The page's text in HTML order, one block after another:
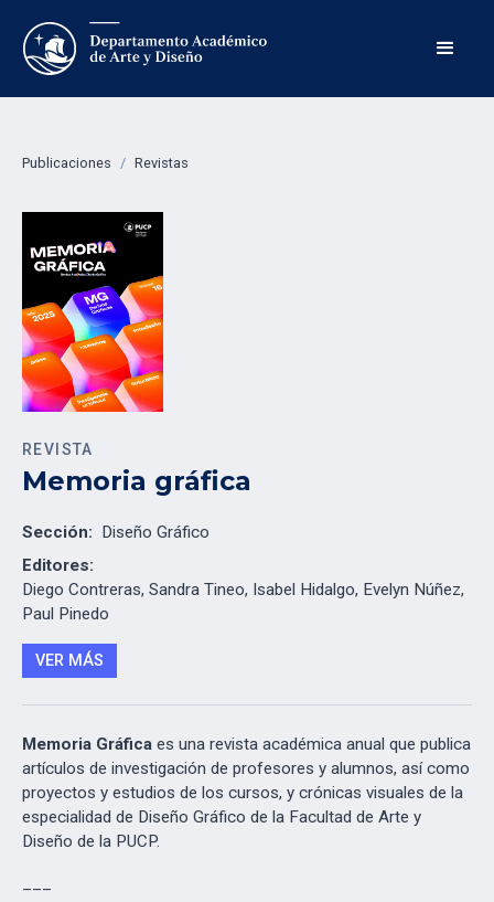
Publicaciones / Revistas
REVISTA
Memoria gráfica
Sección:
Diseño Gráfico
Editores:
Diego Contreras, Sandra Tineo, Isabel Hidalgo, Evelyn Núñez,
Paul Pinedo
VER MÁS
Memoria Gráfica es una revista académica anual que publica
artículos de investigación de profesores y alumnos, así como
proyectos y estudios de los cursos, y crónicas visuales de la
especialidad de Diseño Gráfico de la Facultad de Arte y
Diseño de la PUCP.